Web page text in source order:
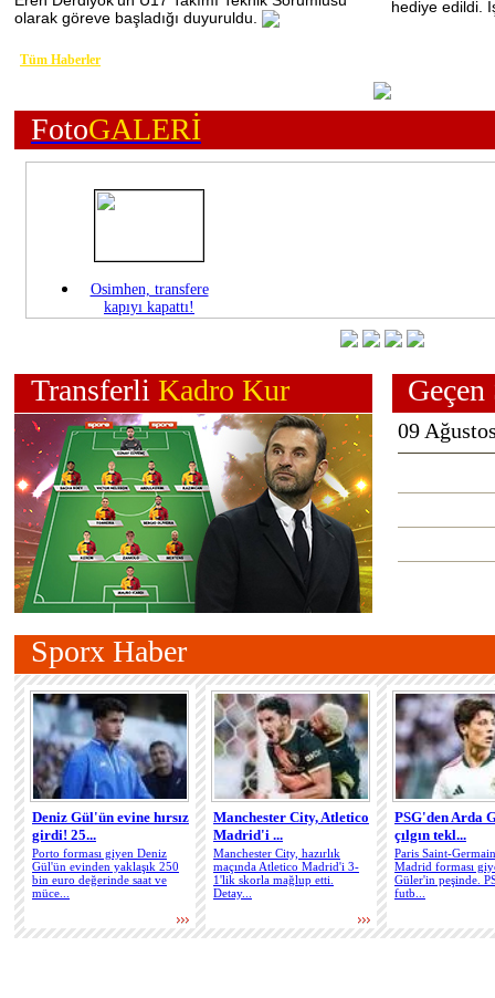
olarak göreve başladığı duyuruldu.
hediye edildi.
Tüm Haberler
FotoGALERİ
Osimhen, transfere
kapıyı kapattı!
Arda Turan: "Onların
yanındayım"
Victor Osimhen için
dev teklif
Levent Tüzemen'den
Lesley Ugochukwu
yorumu
Barış Alper Yılmaz
için teklif yolda!
Transferli Kadro Kur Geçen
09
Sporx Haber
Deniz Gül'ün evine hırsız
girdi! 25...
Porto forması giyen Deniz
Gül'ün evinden yaklaşık 250
bin euro değerinde saat ve
müce...
Manchester City, Atletico
Madrid'i ...
Manchester City, hazırlık
maçında Atletico Madrid'i 3-
1'lik skorla mağlup etti.
Detay...
PSG'den Arda
çılgın tekl...
Paris Saint-
Madrid forması
Güler'in peşinde.
futb...